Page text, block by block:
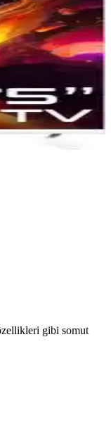
detaylar içerir.
keyfi sağlar.
gibi somut